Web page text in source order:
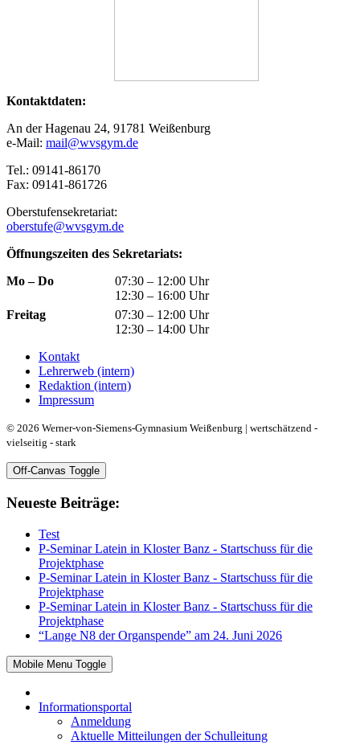
Kontaktdaten:
An der Hagenau 24, 91781 Weißenburg
e-Mail: mail@wvsgym.de
Tel.: 09141-86170
Fax: 09141-861726
Oberstufensekretariat:
oberstufe@wvsgym.de
Öffnungszeiten des Sekretariats:
Mo – Do
07:30 – 12:00 Uhr
12:30 – 16:00 Uhr
Freitag
07:30 – 12:00 Uhr
12:30 – 14:00 Uhr
Kontakt
Lehrerweb (intern)
Redaktion (intern)
Impressum
© 2026 Werner-von-Siemens-Gymnasium Weißenburg | wertschätzend -
vielseitig - stark
Off-Canvas Toggle
Neueste Beiträge:
Test
P-Seminar Latein in Kloster Banz - Startschuss für die
Projektphase
P-Seminar Latein in Kloster Banz - Startschuss für die
Projektphase
P-Seminar Latein in Kloster Banz - Startschuss für die
Projektphase
“Lange N8 der Organspende” am 24. Juni 2026
Mobile Menu Toggle
Informationsportal
Anmeldung
Aktuelle Mitteilungen der Schulleitung